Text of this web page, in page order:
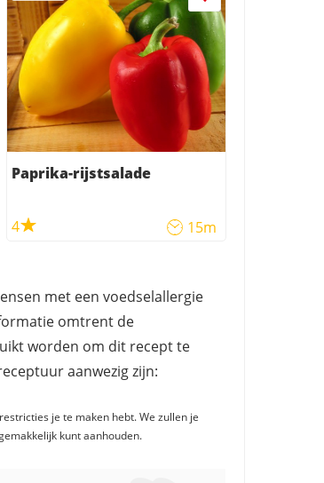
Paprika-rijstsalade
4
15m
met een voedselallergie
omtrent de
worden om dit recept te
aanwezig zijn:
je te maken hebt. We zullen je
kunt aanhouden.